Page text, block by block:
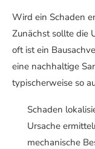
Wird ein Schaden
Zunächst sollte die
oft ist ein
eine nachhaltige
typischerweise so
Schaden
Ursache
mechanische